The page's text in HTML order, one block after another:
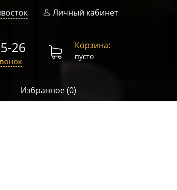
Личный кабинет
26 Корзина:
пусто
Избранное (0)